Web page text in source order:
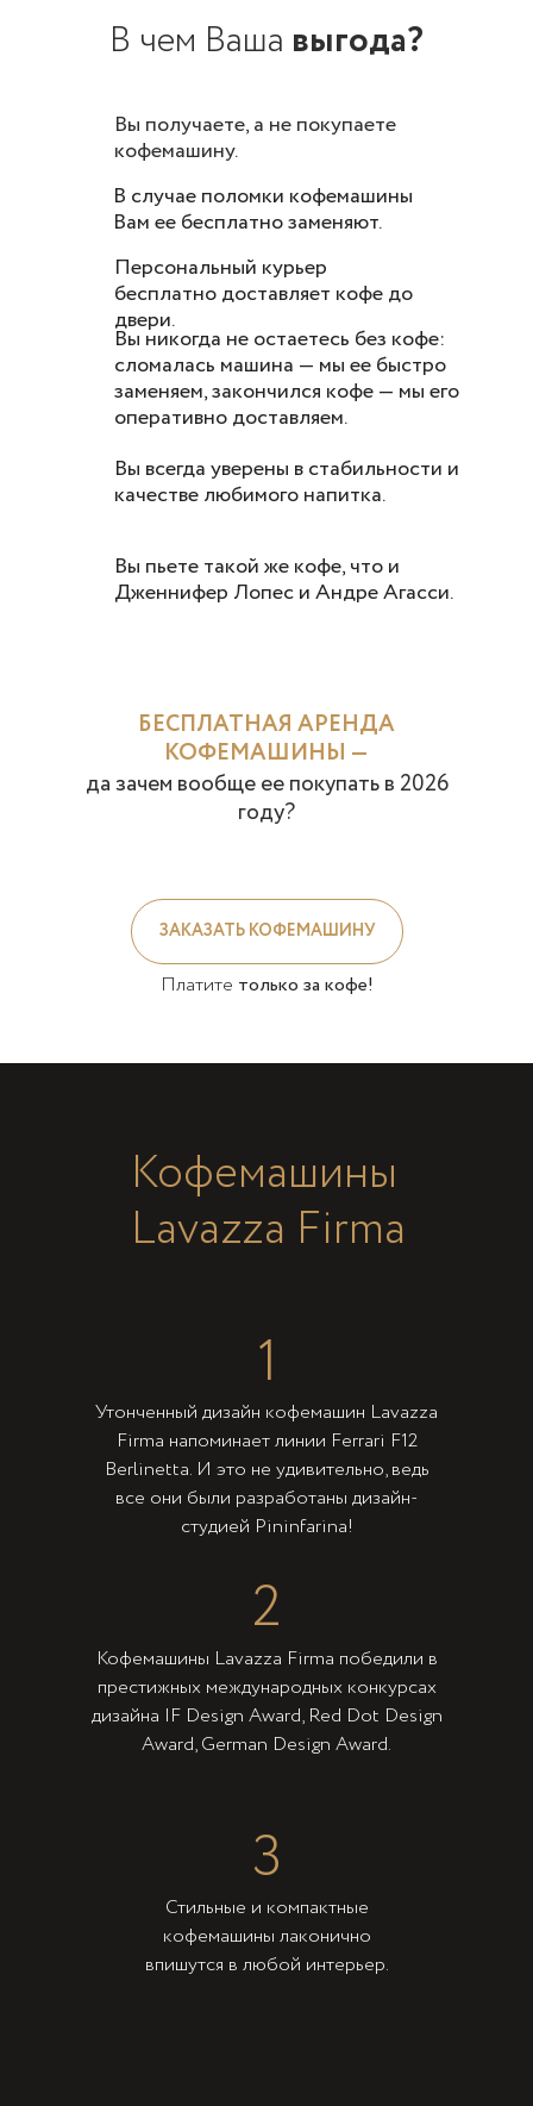
В чем Ваша выгода?
Вы получаете, а не покупаете
кофемашину.
В случае поломки кофемашины
Вам ее бесплатно заменяют.
Вы никогда не остаетесь без кофе:
сломалась машина — мы ее быстро
заменяем, закончился кофе — мы его
оперативно доставляем.
Вы всегда уверены в стабильности и
качестве любимого напитка.
ЗАКАЗАТЬ КОФЕМАШИНУ
Персональный курьер
бесплатно доставляет кофе до
двери.
Платите только за кофе!
Вы пьете такой же кофе, что и
Дженнифер Лопес и Андре Агасси.
БЕСПЛАТНАЯ АРЕНДА
КОФЕМАШИНЫ —
да зачем вообще ее покупать в 2026
году?
Кофемашины
Lavazza Firma
Утонченный дизайн кофемашин Lavazza
Firma напоминает линии Ferrari F12
Berlinetta. И это не удивительно, ведь
все они были разработаны дизайн-
студией Pininfarina!
1
Кофемашины Lavazza Firma победили в
престижных международных конкурсах
дизайна IF Design Award, Red Dot Design
Award, German Design Award.
2
Стильные и компактные
кофемашины лаконично
впишутся в любой интерьер.
3